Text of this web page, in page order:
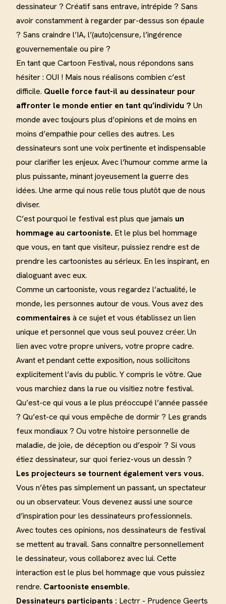
dessinateur ? Créatif sans entrave, intrépide ? Sans
avoir constamment à regarder par-dessus son épaule
? Sans craindre l’IA, l’(auto)censure, l’ingérence
gouvernementale ou pire ?
En tant que Cartoon Festival, nous répondons sans
hésiter : OUI ! Mais nous réalisons combien c’est
difficile. Quelle force faut-il au dessinateur pour
affronter le monde entier en tant qu’individu ? Un
monde avec toujours plus d’opinions et de moins en
moins d’empathie pour celles des autres. Les
dessinateurs sont une voix pertinente et indispensable
pour clarifier les enjeux. Avec l’humour comme arme la
plus puissante, minant joyeusement la guerre des
idées. Une arme qui nous relie tous plutôt que de nous
diviser.
C’est pourquoi le festival est plus que jamais un
hommage au cartooniste. Et le plus bel hommage
que vous, en tant que visiteur, puissiez rendre est de
prendre les cartoonistes au sérieux. En les inspirant, en
dialoguant avec eux.
Comme un cartooniste, vous regardez l’actualité, le
monde, les personnes autour de vous. Vous avez des
commentaires à ce sujet et vous établissez un lien
unique et personnel que vous seul pouvez créer. Un
lien avec votre propre univers, votre propre cadre.
Avant et pendant cette exposition, nous sollicitons
explicitement l’avis du public. Y compris le vôtre. Que
vous marchiez dans la rue ou visitiez notre festival.
Qu’est-ce qui vous a le plus préoccupé l’année passée
? Qu’est-ce qui vous empêche de dormir ? Les grands
feux mondiaux ? Ou votre histoire personnelle de
maladie, de joie, de déception ou d’espoir ? Si vous
étiez dessinateur, sur quoi feriez-vous un dessin ?
Les projecteurs se tournent également vers vous.
Vous n’êtes pas simplement un passant, un spectateur
ou un observateur. Vous devenez aussi une source
d’inspiration pour les dessinateurs professionnels.
Avec toutes ces opinions, nos dessinateurs de festival
se mettent au travail. Sans connaître personnellement
le dessinateur, vous collaborez avec lui. Cette
interaction est le plus bel hommage que vous puissiez
rendre. Cartooniste ensemble.
Dessinateurs participants : Lectrr - Prudence Geerts